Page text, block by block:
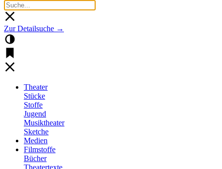
Zur Detailsuche →
Theater
Stücke
Stoffe
Jugend
Musiktheater
Sketche
Medien
Filmstoffe
Bücher
Theatertexte